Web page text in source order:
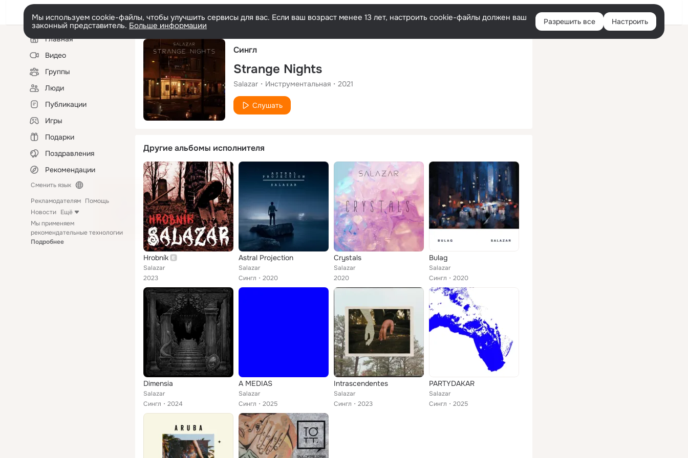
Русский Войти
Мы используем cookie-файлы, чтобы улучшить сервисы для вас. Если ваш возраст менее 13 лет, настроить cookie-файлы должен ваш
законный представитель. Больше информации Разрешить все Настроить
Левая
колонкаГлавная
Видео
Группы
Люди
Публикации
Игры
Подарки
Поздравления
Рекомендации
Сменить язык
Рекламодателям Помощь
Новости Ещё
Мы применяем
рекомендательные технологии
Подробнее
Сингл
Strange Nights
Salazar Инструментальная 2021
Слушать
Другие альбомы исполнителя
Hrobník
Salazar
2023
Astral Projection
Salazar
Сингл
2020
Crystals
Salazar
2020
Bulag
Salazar
Сингл
2020
Dimensia
Salazar
Сингл
2024
A MEDIAS
Salazar
Сингл
2025
Intrascendentes
Salazar
Сингл
2023
PARTYDAKAR
Salazar
Сингл
2025